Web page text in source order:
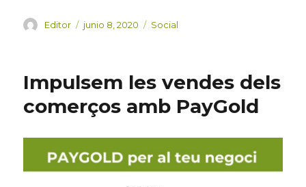
Autor
Editor
Publicado
junio 8, 2020 Categorías
Social
Impulsem les vendes dels
comerços amb PayGold